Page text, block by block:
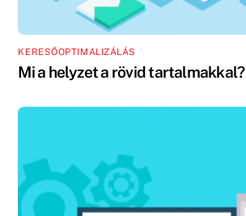
KERESŐOPTIMALIZÁLÁS
Mi a helyzet a rövid tartalmakkal?